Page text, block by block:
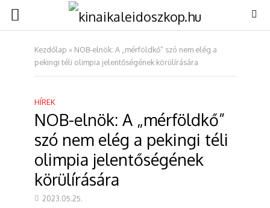
Kezdőlap » NOB-elnök: A „mérföldkő” szó nem elég a
pekingi téli olimpia jelentőségének körülírására
HÍREK
NOB-elnök: A „mérföldkő”
szó nem elég a pekingi téli
olimpia jelentőségének
körülírására
2023.05.25.